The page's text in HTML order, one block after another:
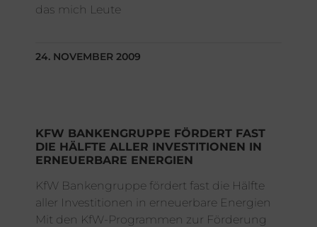
das mich Leute
24. NOVEMBER 2009
KFW BANKENGRUPPE FÖRDERT FAST
DIE HÄLFTE ALLER INVESTITIONEN IN
ERNEUERBARE ENERGIEN
KfW Bankengruppe fördert fast die Hälfte
aller Investitionen in erneuerbare Energien
Mit den KfW-Programmen zur Förderung